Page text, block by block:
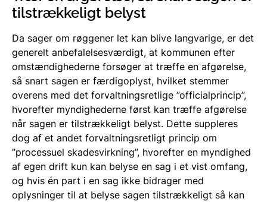
tilstrækkeligt belyst
Da sager om røggener let kan blive langvarige, er det
generelt anbefalelsesværdigt, at kommunen efter
omstændighederne forsøger at træffe en afgørelse,
så snart sagen er færdigoplyst, hvilket stemmer
overens med det forvaltningsretlige ”officialprincip”,
hvorefter myndighederne først kan træffe afgørelse
når sagen er tilstrækkeligt belyst. Dette suppleres
dog af et andet forvaltningsretligt princip om
”processuel skadesvirkning”, hvorefter en myndighed
af egen drift kun kan belyse en sag i et vist omfang,
og hvis én part i en sag ikke bidrager med
oplysninger til at belyse sagen tilstrækkeligt så kan